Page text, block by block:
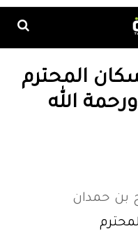
المحترم
الله
بن حمدان